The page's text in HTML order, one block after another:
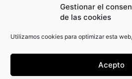
Gestionar el
de las cookies
Utilizamos cookies para optimizar esta
Acepto
12 de febrero (1) 12F (1)